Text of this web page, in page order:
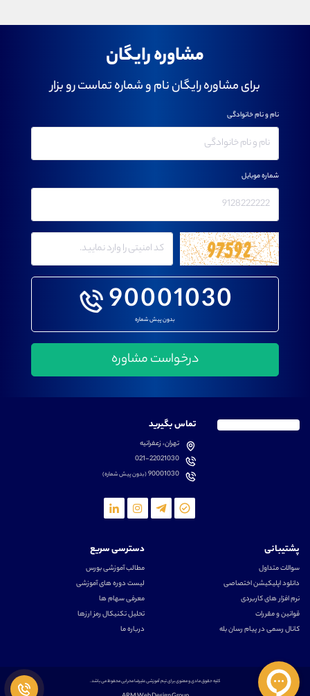
مشاوره رایگان
برای مشاوره رایگان نام و شماره تماست رو بزار
90001030
بدون پیش شماره
نام و نام خانوادگی
شماره موبایل
تماس بگیرید
تهران، زعفرانیه
021-22021030
90001030(بدون پیش شماره)
پشتیبانی
سوالات متداول
دانلود اپلیکیشن اختصاصی
نرم افزار های کاربردی
قوانین و مقررات
کانال رسمی در پیام رسان بله
دسترسی سریع
مطالب آموزشی بورس
لیست دوره های آموزشی
معرفی سهام ها
تحلیل تکنیکال رمز ارزها
درباره ما
کلیه حقوق مادی و معنوی برای تیم آموزشی علیرضا محرابی محفوظ می باشد.